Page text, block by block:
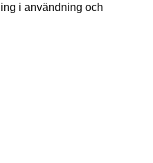
i användning och